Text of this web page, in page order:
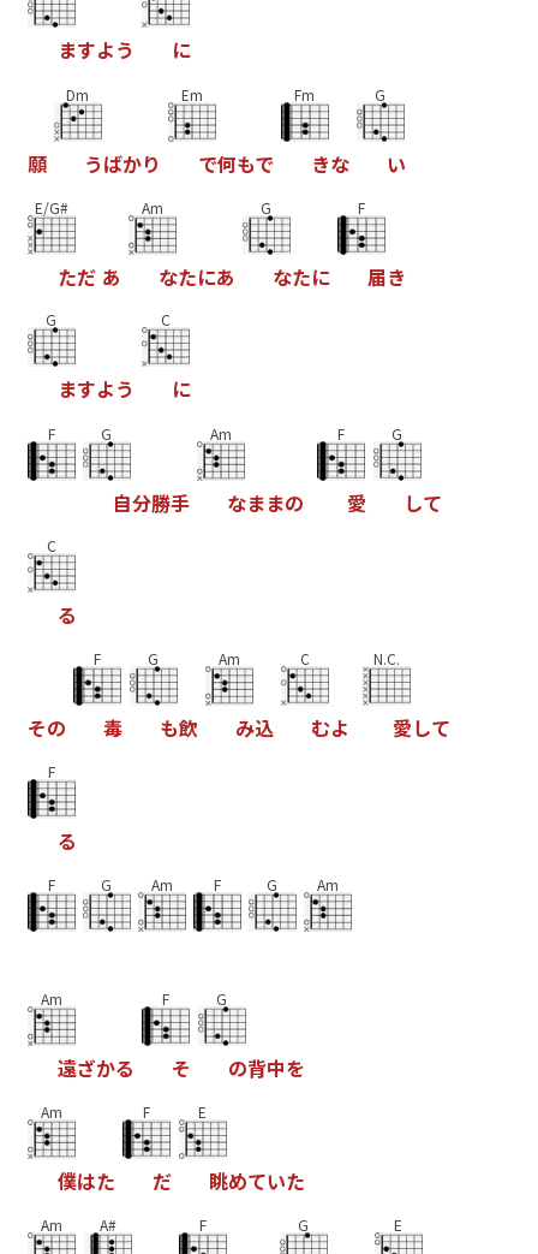
ますよう に
願
Dm
うばかり
Em
で何もで
Fm
きな
G
い
E/G#
ただ あ
Am
なたにあ
G
なたに
F
届き
G
ますよう
C
に
F G
自分勝手
Am
なままの
F
愛
G
して
C
る
その
F
毒
G
も飲
Am
み込
C
むよ
N.C.
愛して
F
る
F G Am F G Am
Am
遠ざかる
F
そ
G
の背中を
Am
僕はた
F
だ
E
眺めていた
Am A# F G E